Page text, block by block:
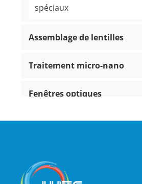
spéciaux
Assemblage de lentilles
Traitement micro-nano
Fenêtres optiques
Miroirs optiques
Filtres optiques